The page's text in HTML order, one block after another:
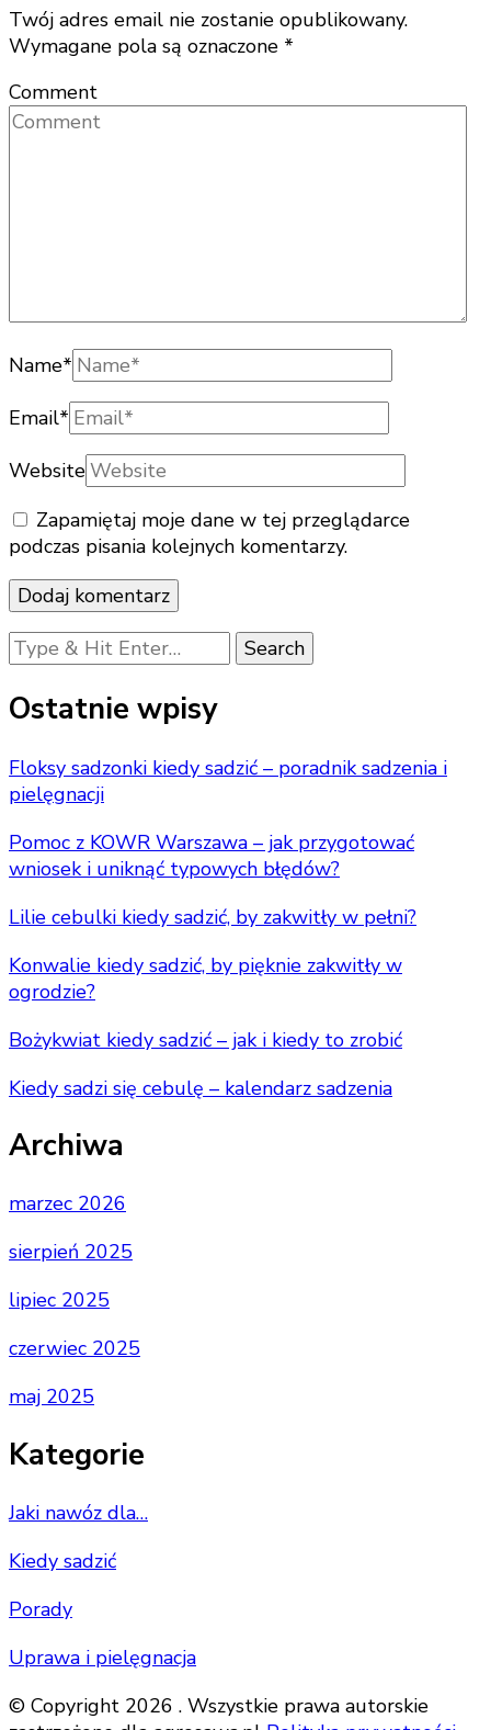
Twój adres email nie zostanie opublikowany.
Wymagane pola są oznaczone *
Comment
Name*
Email*
Website
Zapamiętaj moje dane w tej przeglądarce
podczas pisania kolejnych komentarzy.
Looking
for
Something?
Ostatnie wpisy
Floksy sadzonki kiedy sadzić – poradnik sadzenia i
pielęgnacji
Pomoc z KOWR Warszawa – jak przygotować
wniosek i uniknąć typowych błędów?
Lilie cebulki kiedy sadzić, by zakwitły w pełni?
Konwalie kiedy sadzić, by pięknie zakwitły w
ogrodzie?
Bożykwiat kiedy sadzić – jak i kiedy to zrobić
Kiedy sadzi się cebulę – kalendarz sadzenia
Archiwa
marzec 2026
sierpień 2025
lipiec 2025
czerwiec 2025
maj 2025
Kategorie
Jaki nawóz dla…
Kiedy sadzić
Porady
Uprawa i pielęgnacja
© Copyright 2026 . Wszystkie prawa autorskie